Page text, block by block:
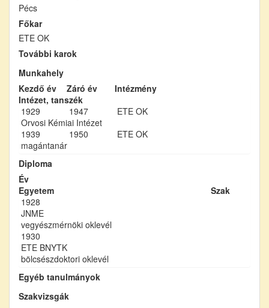
Pécs
Főkar
ETE OK
További karok
Munkahely
Kezdő év
Záró év
Intézmény
Intézet, tanszék
1929
1947
ETE OK
Orvosi Kémiai Intézet
1939
1950
ETE OK
magántanár
Diploma
Év
Egyetem
Szak
1928
JNME
vegyészmérnöki oklevél
1930
ETE BNYTK
bölcsészdoktori oklevél
Egyéb tanulmányok
Szakvizsgák